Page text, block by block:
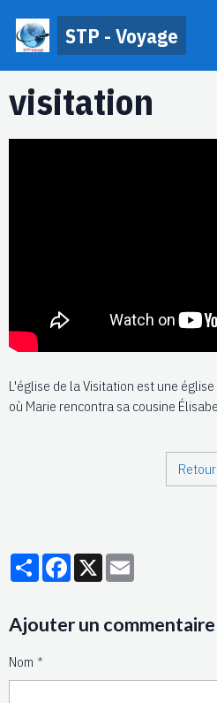
STP - Voyage
visitation
L'église de la Visitation est une
où Marie rencontra sa cousine
Retour
PartagerFacebook
X
Ajouter un commentaire
Nom